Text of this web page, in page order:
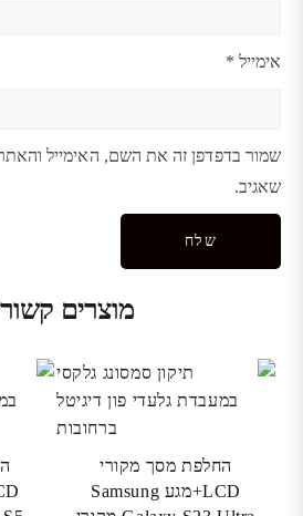
אימייל *
שמור בדפדפן זה את השם, האימייל
שאגיב.
מוצרים
החלפת מסך מקורי
LCD+מגע Samsung